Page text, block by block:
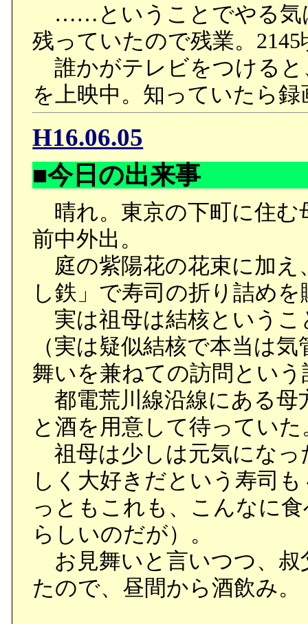
……ということでやる気
残っていたので残業。2145
誰かがテレビをつけると
を上映中。知っていたら
H16.06.05
■今日の出来事
晴れ。東京の下町に住む
前中外出。
庭の紫陽花の花束に加え
し鉄」で寿司の折り詰め
実は祖母は結核というこ
（実は疑似結核で本当は
舞いを兼ねての訪問とい
都電荒川線沿線にある母
と酒を用意して待っていた
祖母は少しは元気になっ
しく大好きだという寿司
っともこれも、こんなに
らしいのだが）。
お見舞いと言いつつ、叔
たので、昼間から酒飲み。